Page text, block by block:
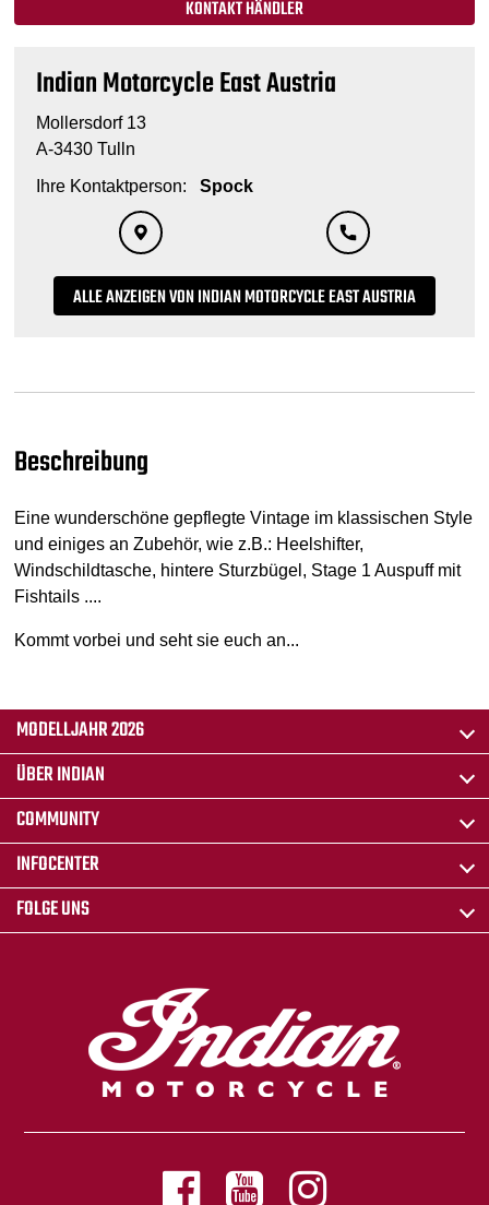
KONTAKT HÄNDLER
Indian Motorcycle East Austria
Mollersdorf 13
A-3430 Tulln
Ihre Kontaktperson:
Spock
ALLE ANZEIGEN VON INDIAN MOTORCYCLE EAST AUSTRIA
Beschreibung
Eine wunderschöne gepflegte Vintage im klassischen Style
und einiges an Zubehör, wie z.B.: Heelshifter,
Windschildtasche, hintere Sturzbügel, Stage 1 Auspuff mit
Fishtails ....
Kommt vorbei und seht sie euch an...
MODELLJAHR 2026
ÜBER INDIAN
COMMUNITY
INFOCENTER
FOLGE UNS